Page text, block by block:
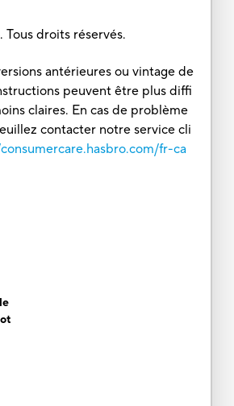
droits réservés.
antérieures ou vintage de
peuvent être plus diffi
claires. En cas de problème
contacter notre service cli
fr-ca